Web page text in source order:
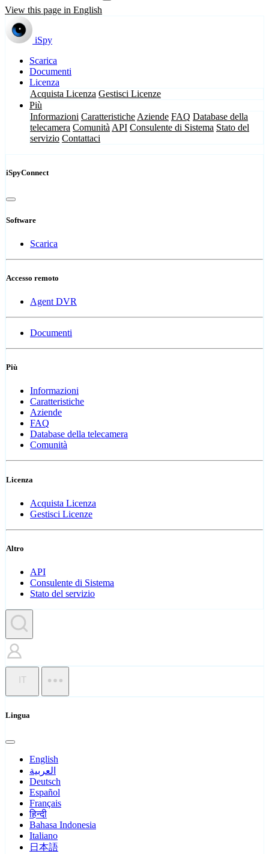
View this page in English
iSpy
Scarica
Documenti
Licenza
Acquista Licenza Gestisci Licenze
Più
Informazioni Caratteristiche Aziende FAQ Database della
telecamera Comunità API Consulente di Sistema Stato del
servizio Contattaci
iSpyConnect
Software
Scarica
Accesso remoto
Agent DVR
Documenti
Più
Informazioni
Caratteristiche
Aziende
FAQ
Database della telecamera
Comunità
Licenza
Acquista Licenza
Gestisci Licenze
Altro
API
Consulente di Sistema
Stato del servizio
IT
Lingua
English
العربية
Deutsch
Español
Français
हिन्दी
Bahasa Indonesia
Italiano
日本語